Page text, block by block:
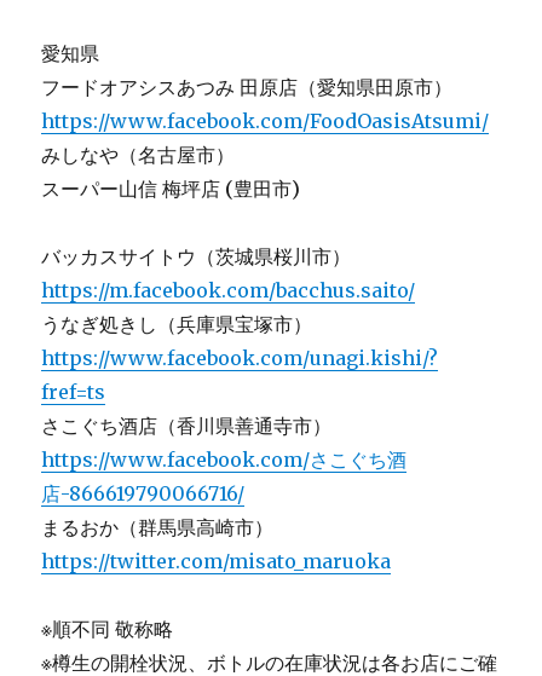
愛知県
フードオアシスあつみ 田原店（愛知県田原市）
https://www.facebook.com/FoodOasisAtsumi/
みしなや（名古屋市）
スーパー山信 梅坪店 (豊田市)
バッカスサイトウ（茨城県桜川市）
https://m.facebook.com/bacchus.saito/
うなぎ処きし（兵庫県宝塚市）
https://www.facebook.com/unagi.kishi/?
fref=ts
さこぐち酒店（香川県善通寺市）
https://www.facebook.com/さこぐち酒
店-866619790066716/
まるおか（群馬県高崎市）
https://twitter.com/misato_maruoka
※順不同 敬称略
※樽生の開栓状況、ボトルの在庫状況は各お店にご確